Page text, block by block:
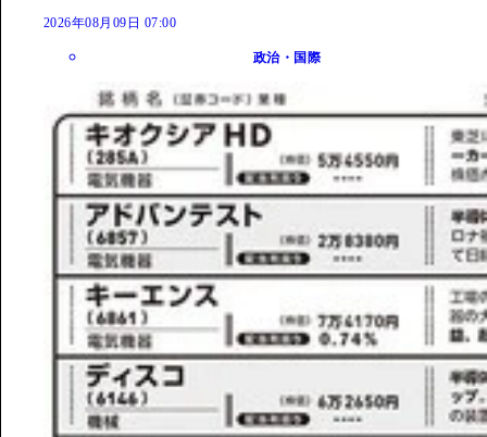
2026年08月09日 07:00
政治・国際